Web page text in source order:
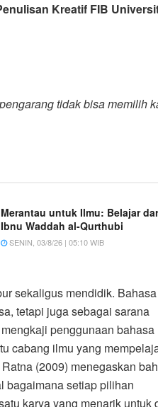
Kreatif FIB
tidak bisa memilih
Merantau untuk Ilmu: Belajar
Ibnu Waddah al-Qurthubi
SENIN, 03/8/26 | 05:10 WIB
sekaligus mendidik. Bahasa
tetapi juga sebagai sarana
penggunaan bahasa
cabang ilmu yang
(2009) menegaskan
bagaimana setiap pilihan
karya yang menarik untuk